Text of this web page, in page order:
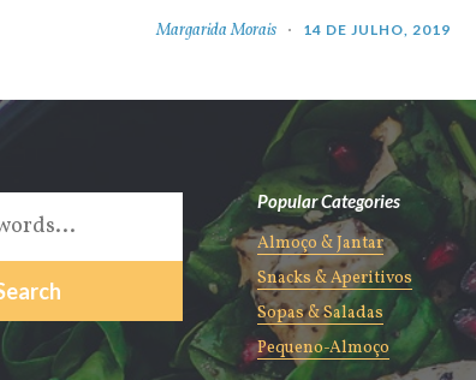
Margarida Morais 14 DE JULHO, 2019
Popular Categories
Almoço & Jantar
Snacks & Aperitivos
Sopas & Saladas
Pequeno-Almoço